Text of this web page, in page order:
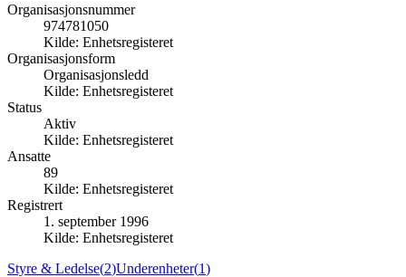
Organisasjonsnummer
974781050
Kilde: Enhetsregisteret
Organisasjonsform
Organisasjonsledd
Kilde: Enhetsregisteret
Status
Aktiv
Kilde: Enhetsregisteret
Ansatte
89
Kilde: Enhetsregisteret
Registrert
1. september 1996
Kilde: Enhetsregisteret
Styre & Ledelse(2)Underenheter(1)